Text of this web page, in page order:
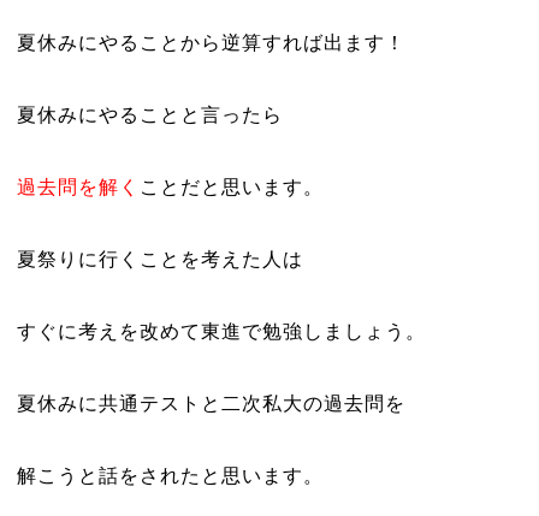
夏休みにやることから逆算すれば出ます！
夏休みにやることと言ったら
過去問を解く ことだと思います。
夏祭りに行くことを考えた人は
すぐに考えを改めて東進で勉強しましょう。
夏休みに共通テストと二次私大の過去問を
解こうと話をされたと思います。